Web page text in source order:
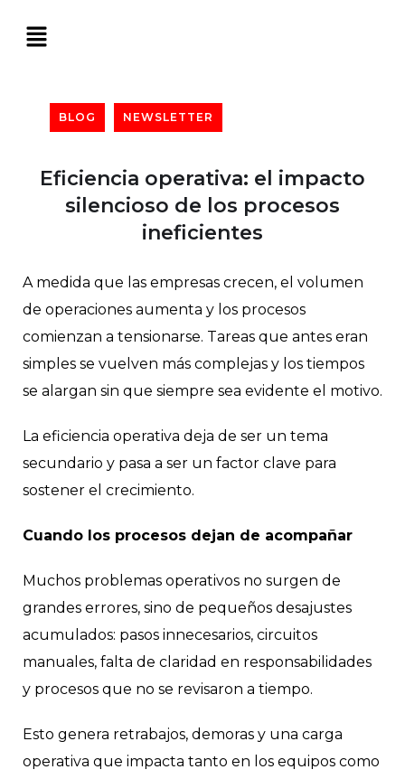
BLOG NEWSLETTER
Eficiencia operativa: el impacto
silencioso de los procesos
ineficientes
A medida que las empresas crecen, el volumen
de operaciones aumenta y los procesos
comienzan a tensionarse. Tareas que antes eran
simples se vuelven más complejas y los tiempos
se alargan sin que siempre sea evidente el motivo.
La eficiencia operativa deja de ser un tema
secundario y pasa a ser un factor clave para
sostener el crecimiento.
Cuando los procesos dejan de acompañar
Muchos problemas operativos no surgen de
grandes errores, sino de pequeños desajustes
acumulados: pasos innecesarios, circuitos
manuales, falta de claridad en responsabilidades
y procesos que no se revisaron a tiempo.
Esto genera retrabajos, demoras y una carga
operativa que impacta tanto en los equipos como